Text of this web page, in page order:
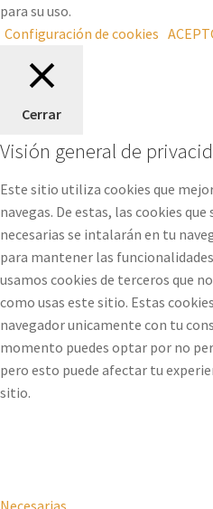
para su uso.
Configuración de cookies
Cerrar
Visión general de
Este sitio utiliza cookies que
navegas. De estas, las cookies
necesarias se intalarán en tu
para mantener las
usamos cookies de terceros que
como usas este sitio. Estas
navegador unicamente con tu
momento puedes optar por no
pero esto puede afectar tu
sitio.